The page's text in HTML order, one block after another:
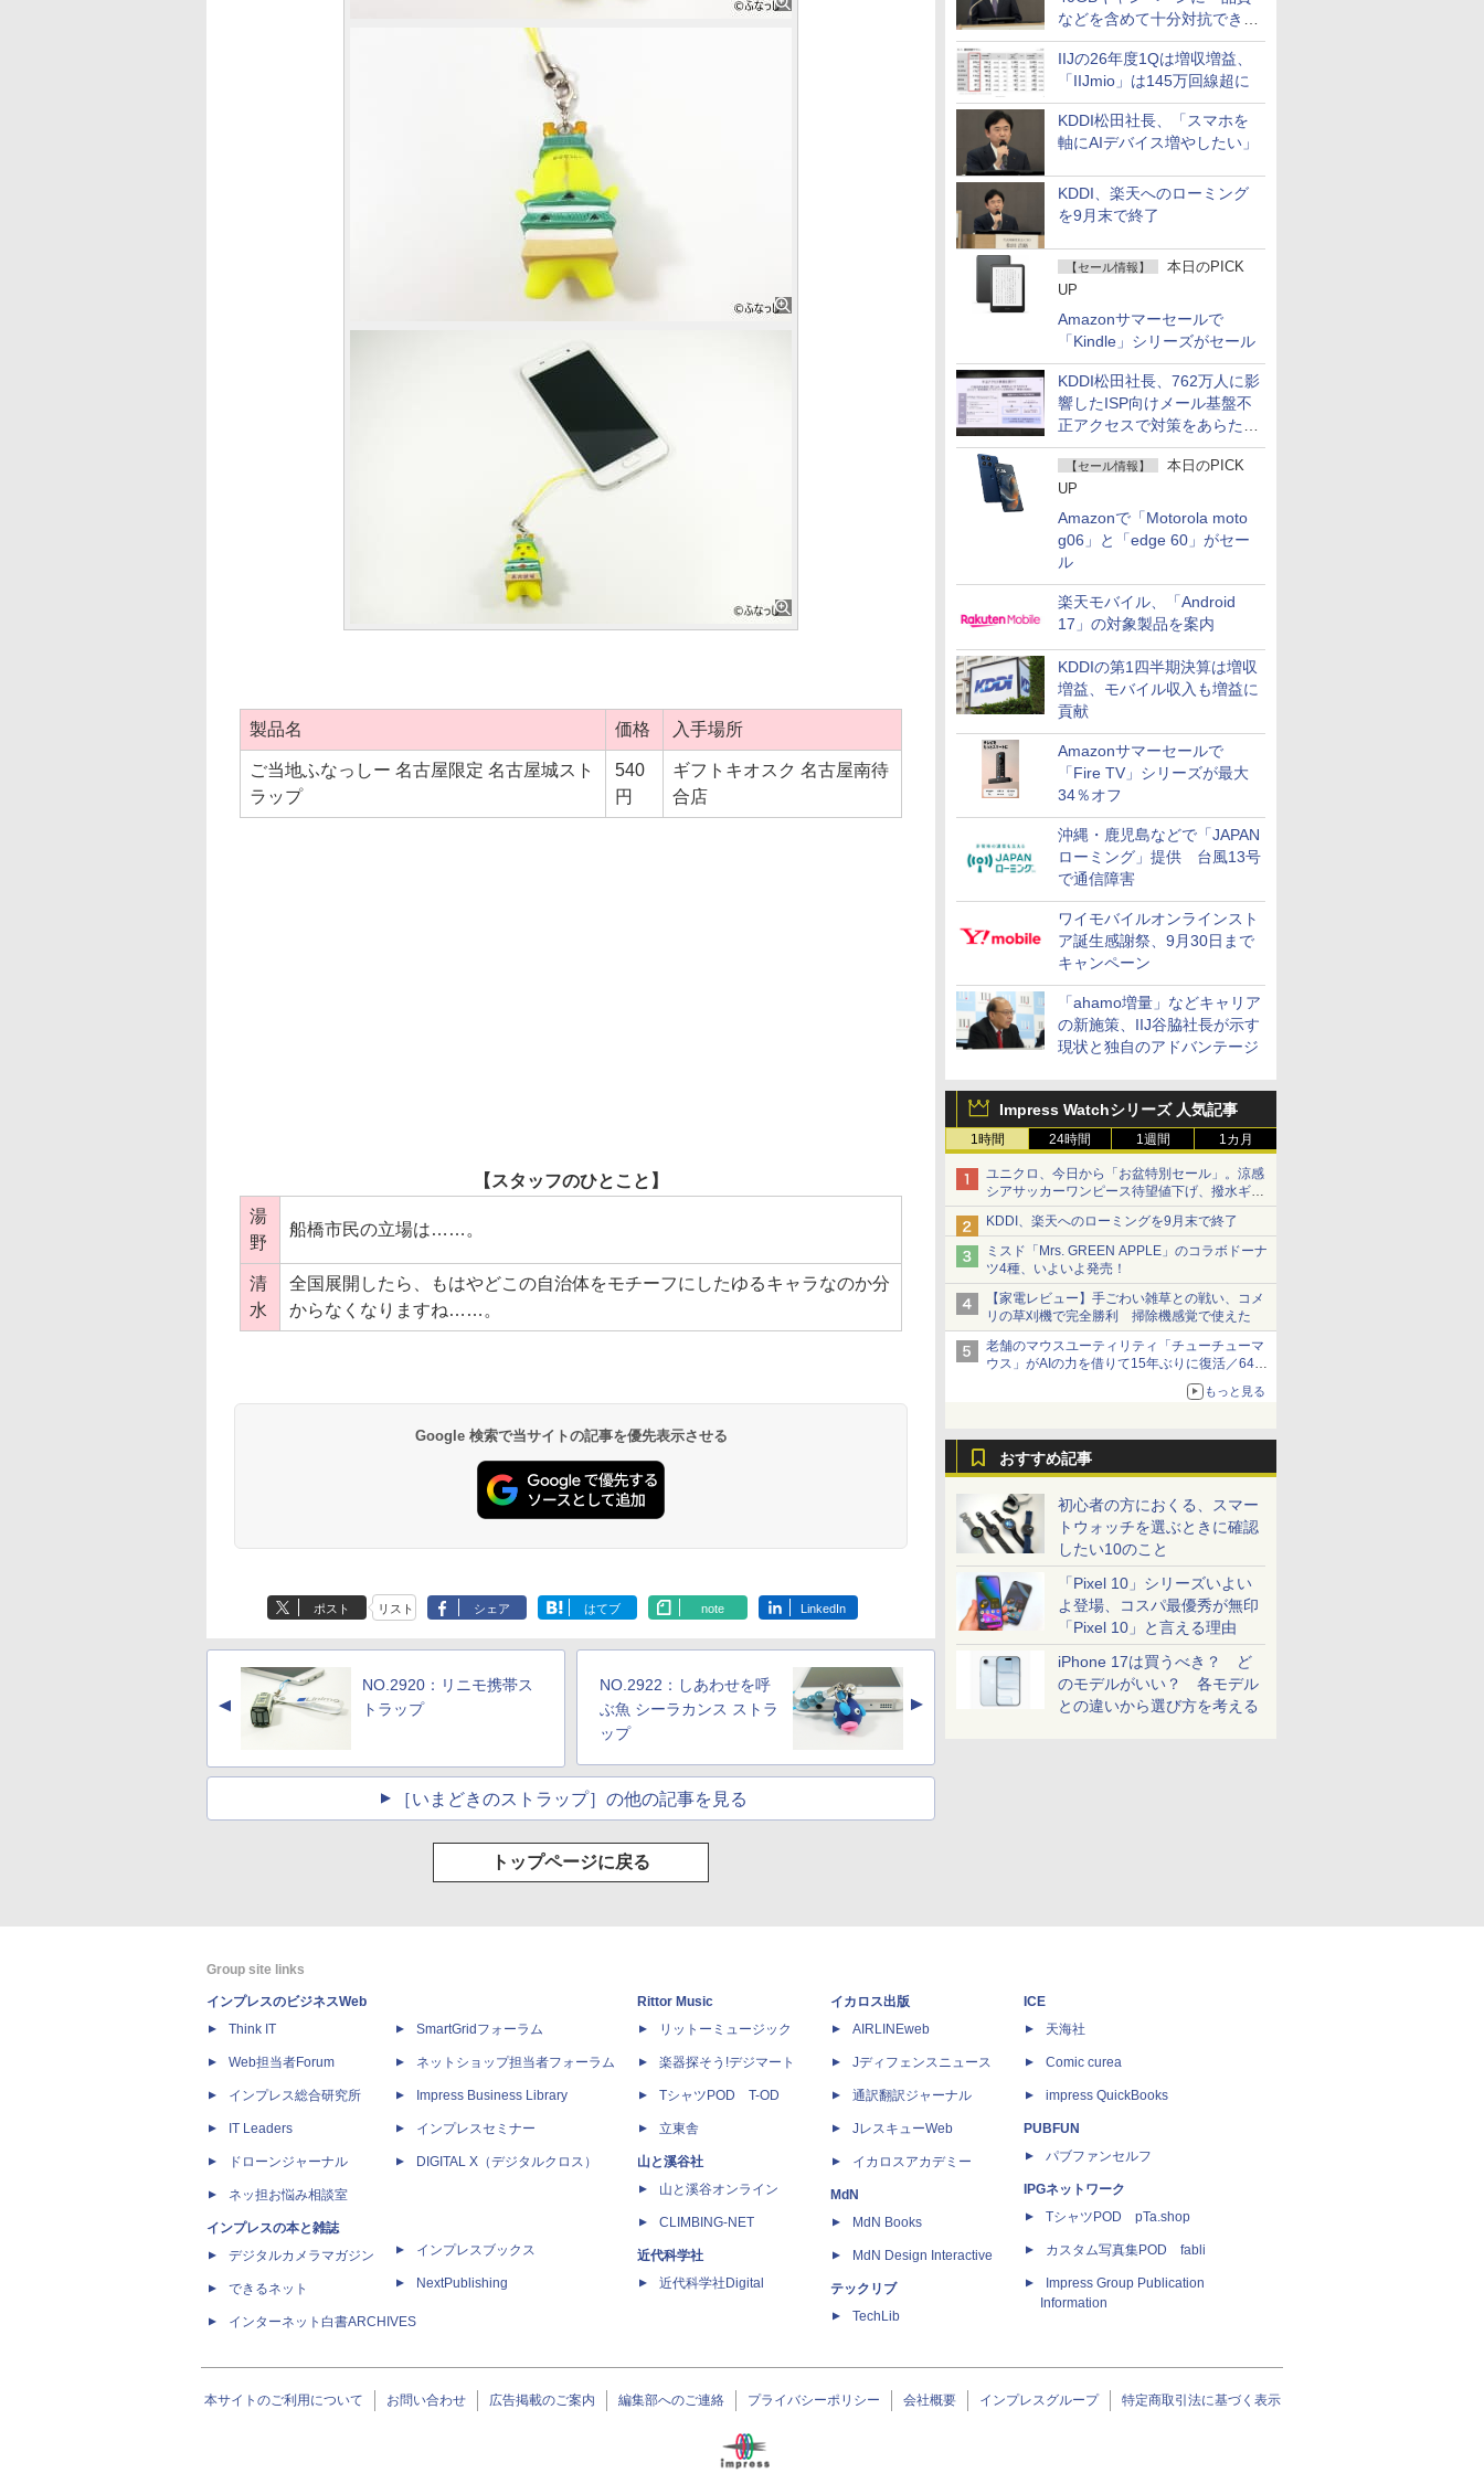
などを含めて十分対抗でき
る」
IIJの26年度1Qは増収増益、
「IIJmio」は145万回線超に
KDDI松田社長、「スマホを
軸にAIデバイス増やしたい」
KDDI、楽天へのローミング
を9月末で終了
【セール情報】
本日のPICK
UP
Amazonサマーセールで
「Kindle」シリーズがセール
KDDI松田社長、762万人に影
響したISP向けメール基盤不
正アクセスで対策をあらため
て説明
【セール情報】
本日のPICK
UP
Amazonで「Motorola moto
g06」と「edge 60」がセー
ル
楽天モバイル、「Android
17」の対象製品を案内
KDDIの第1四半期決算は増収
増益、モバイル収入も増益に
貢献
Amazonサマーセールで
「Fire TV」シリーズが最大
34％オフ
沖縄・鹿児島などで「JAPAN
ローミング」提供 台風13号
で通信障害
ワイモバイルオンラインスト
ア誕生感謝祭、9月30日まで
キャンペーン
「ahamo増量」などキャリア
の新施策、IIJ谷脇社長が示す
現状と独自のアドバンテージ
Impress Watchシリーズ 人気記事
1時間 24時間 1週間 1カ月
ユニクロ、今日から「お盆特別セール」。涼感
シアサッカーワンピース待望値下げ、撥水ギア
ショーツは1990円に
KDDI、楽天へのローミングを9月末で終了
ミスド「Mrs. GREEN APPLE」のコラボドーナ
ツ4種、いよいよ発売！
【家電レビュー】手ごわい雑草との戦い、コメ
リの草刈機で完全勝利 掃除機感覚で使えた
老舗のマウスユーティリティ「チューチューマ
ウス」がAIの力を借りて15年ぶりに復活／64bit
化、Windows 10/11、「Chrome」も走り回
る。復活記念で2026年末まで500円
もっと見る
おすすめ記事
初心者の方におくる、スマー
トウォッチを選ぶときに確認
したい10のこと
「Pixel 10」シリーズいよい
よ登場、コスパ最優秀が無印
「Pixel 10」と言える理由
iPhone 17は買うべき？ ど
のモデルがいい？ 各モデル
との違いから選び方を考える
製品名 価格 入手場所
ご当地ふなっしー 名古屋限定 名古屋城スト
ラップ
540
円
ギフトキオスク 名古屋南待
合店
【スタッフのひとこと】
湯
野
船橋市民の立場は……。
清
水
全国展開したら、もはやどこの自治体をモチーフにしたゆるキャラなのか分
からなくなりますね……。
Google 検索で当サイトの記事を優先表示させる
ポスト リスト シェア はてブ note LinkedIn
▲
NO.2920：リニモ携帯ス
トラップ
NO.2922：しあわせを呼
ぶ魚 シーラカンス ストラ
ップ
▲
［いまどきのストラップ］の他の記事を見る
トップページに戻る
Group site links
インプレスのビジネスWeb
Think IT
Web担当者Forum
インプレス総合研究所
IT Leaders
ドローンジャーナル
ネッ担お悩み相談室
インプレスの本と雑誌
デジタルカメラマガジン
できるネット
インターネット白書ARCHIVES
SmartGridフォーラム
ネットショップ担当者フォーラム
Impress Business Library
インプレスセミナー
DIGITAL X（デジタルクロス）
インプレスブックス
NextPublishing
Rittor Music
リットーミュージック
楽器探そう!デジマート
TシャツPOD T-OD
立東舎
山と溪谷社
山と溪谷オンライン
CLIMBING-NET
近代科学社
近代科学社Digital
イカロス出版
AIRLINEweb
Jディフェンスニュース
通訳翻訳ジャーナル
JレスキューWeb
イカロスアカデミー
MdN
MdN Books
MdN Design Interactive
テックリブ
TechLib
ICE
天海社
Comic curea
impress QuickBooks
PUBFUN
パブファンセルフ
IPGネットワーク
TシャツPOD pTa.shop
カスタム写真集POD fabli
Impress Group Publication
Information
本サイトのご利用について お問い合わせ 広告掲載のご案内 編集部へのご連絡 プライバシーポリシー 会社概要 インプレスグループ 特定商取引法に基づく表示